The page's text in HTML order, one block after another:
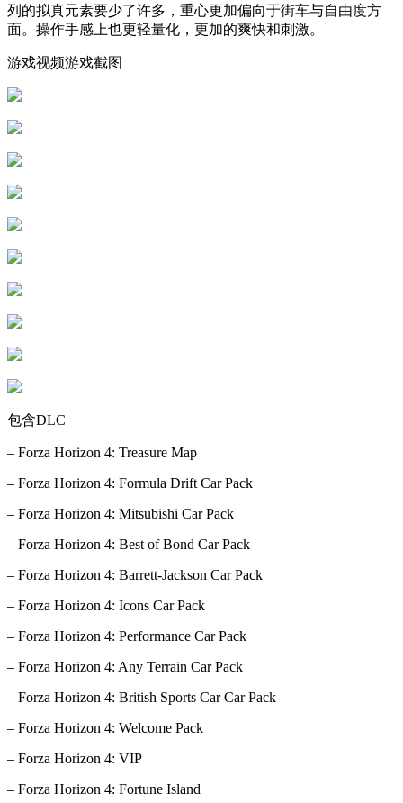
列的拟真元素要少了许多，重心更加偏向于街车与自由度方
面。操作手感上也更轻量化，更加的爽快和刺激。
游戏视频游戏截图
包含DLC
– Forza Horizon 4: Treasure Map
– Forza Horizon 4: Formula Drift Car Pack
– Forza Horizon 4: Mitsubishi Car Pack
– Forza Horizon 4: Best of Bond Car Pack
– Forza Horizon 4: Barrett-Jackson Car Pack
– Forza Horizon 4: Icons Car Pack
– Forza Horizon 4: Performance Car Pack
– Forza Horizon 4: Any Terrain Car Pack
– Forza Horizon 4: British Sports Car Car Pack
– Forza Horizon 4: Welcome Pack
– Forza Horizon 4: VIP
– Forza Horizon 4: Fortune Island